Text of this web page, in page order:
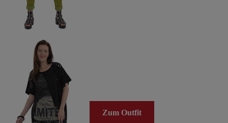
Zum Outfit